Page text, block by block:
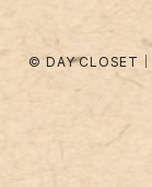
レギンス
アームカバー
ネイルグッズ
© DAY CLOSET｜